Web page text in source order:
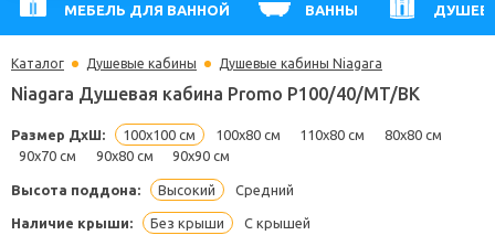
МЕБЕЛЬ ДЛЯ ВАННОЙ ВАННЫ
Каталог Душевые кабины Душевые кабины Niagara
Niagara Душевая кабина Promo P100/40/MT/BK
100x100 см
90x70 см 90x80 см 90x90 см
Высота поддона: Высокий